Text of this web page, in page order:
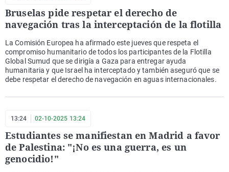
Bruselas pide respetar el derecho de
navegación tras la interceptación de la flotilla
La Comisión Europea ha afirmado este jueves que respeta el
compromiso humanitario de todos los participantes de la Flotilla
Global Sumud que se dirigía a Gaza para entregar ayuda
humanitaria y que Israel ha interceptado y también aseguró que se
debe respetar el derecho de navegación en aguas internacionales.
13:24 02-10-2025 13:24
Estudiantes se manifiestan en Madrid a favor
de Palestina: "¡No es una guerra, es un
genocidio!"